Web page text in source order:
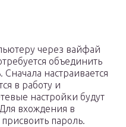
через вайфай
объединить
Сначала настраивается
в работу и
настройки будут
вхождения в
пароль.